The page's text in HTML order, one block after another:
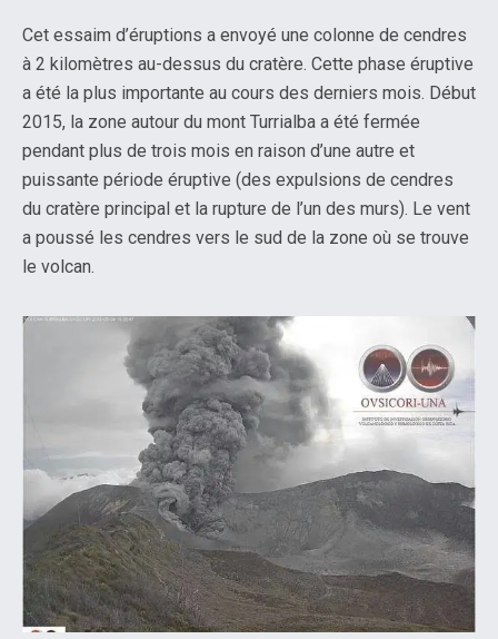
Cet essaim d’éruptions a envoyé une colonne de cendres
à 2 kilomètres au-dessus du cratère. Cette phase éruptive
a été la plus importante au cours des derniers mois. Début
2015, la zone autour du mont Turrialba a été fermée
pendant plus de trois mois en raison d’une autre et
puissante période éruptive (des expulsions de cendres
du cratère principal et la rupture de l’un des murs). Le vent
a poussé les cendres vers le sud de la zone où se trouve
le volcan.